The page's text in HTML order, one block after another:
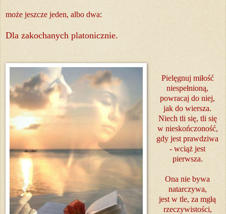
może jeszcze jeden, albo dwa:
Dla zakochanych platonicznie.
Pielęgnuj miłość
niespełnioną,
powracaj do niej,
jak do wiersza.
Niech tli się, tli się
w nieskończoność,
gdy jest prawdziwa
- wciąż jest
pierwsza.
Ona nie bywa
natarczywa,
jest w tle, za mgłą
rzeczywistości,